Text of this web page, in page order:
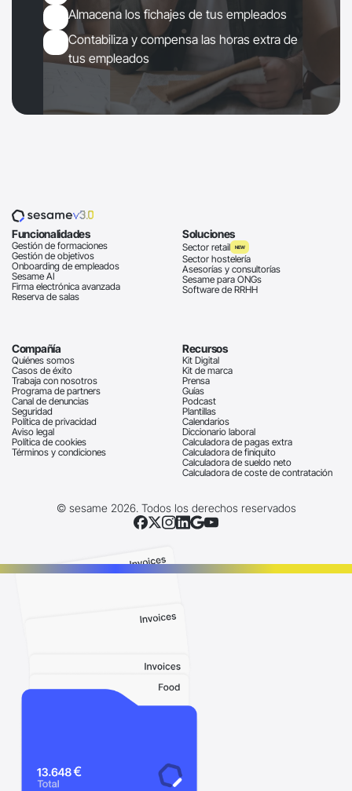
Almacena los fichajes de tus empleados
Contabiliza y compensa las horas extra de
tus empleados
v3.0
Funcionalidades
Gestión de formaciones
Gestión de objetivos
Onboarding de empleados
Sesame AI
Firma electrónica avanzada
Reserva de salas
Soluciones
Sector retail NEW
Sector hostelería
Asesorías y consultorías
Sesame para ONGs
Software de RRHH
Compañía
Quiénes somos
Casos de éxito
Trabaja con nosotros
Programa de partners
Canal de denuncias
Seguridad
Política de privacidad
Aviso legal
Política de cookies
Términos y condiciones
Recursos
Kit Digital
Kit de marca
Prensa
Guías
Podcast
Plantillas
Calendarios
Diccionario laboral
Calculadora de pagas extra
Calculadora de finiquito
Calculadora de sueldo neto
Calculadora de coste de contratación
© sesame 2026. Todos los derechos reservados